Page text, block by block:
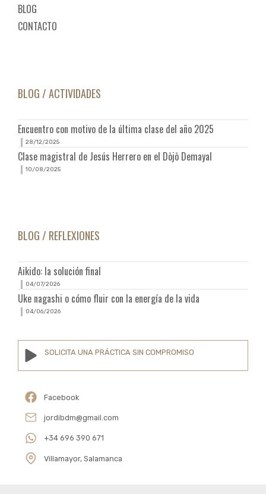
BLOG
CONTACTO
BLOG / ACTIVIDADES
Encuentro con motivo de la última clase del año 2025
28/12/2025
Clase magistral de Jesús Herrero en el Dōjō Demayal
10/08/2025
BLOG / REFLEXIONES
Aikido: la solución final
04/07/2026
Uke nagashi o cómo fluir con la energía de la vida
04/06/2026
SOLICITA UNA PRÁCTICA SIN COMPROMISO
Facebook
jordibdm@gmail.com
+34 696 390 671
Villamayor, Salamanca